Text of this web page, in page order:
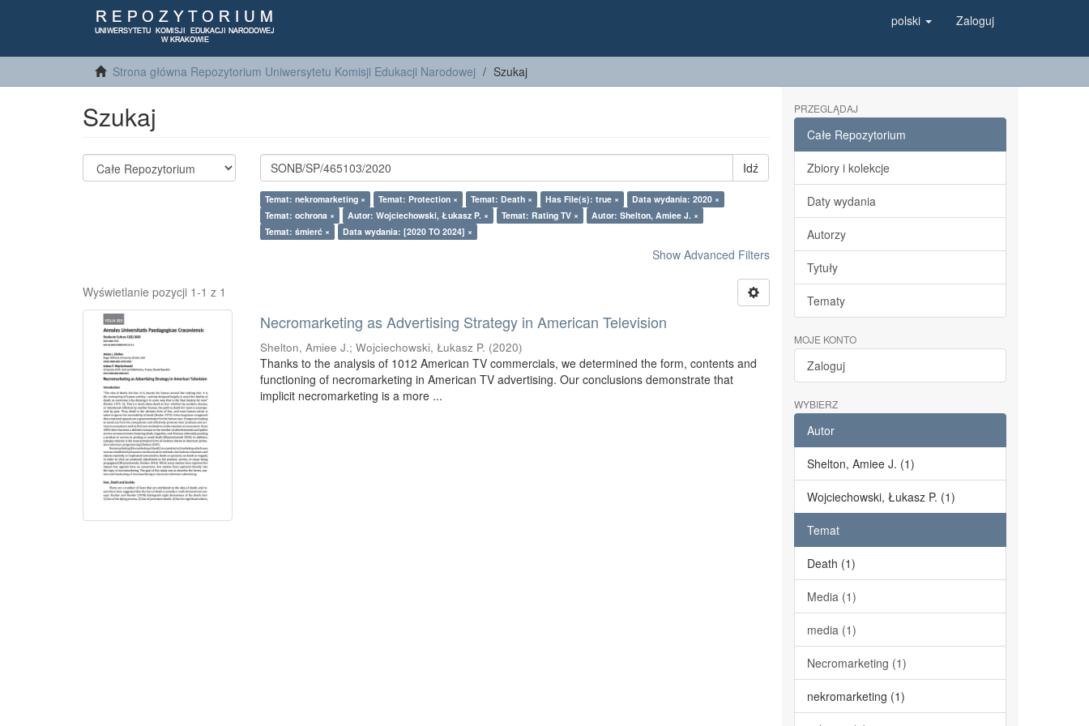
polski Zaloguj
Strona główna Repozytorium Uniwersytetu Komisji Edukacji Narodowej Szukaj
Szukaj
Idź
Temat: nekromarketing × Temat: Protection × Temat: Death × Has File(s): true ×
Data wydania: 2020 ×
Temat: ochrona ×
Autor: Wojciechowski, Łukasz P. × Temat: Rating TV ×
Autor: Shelton, Amiee J. ×
Temat: śmierć ×
Data wydania: [2020 TO 2024] ×
Show Advanced Filters
Wyświetlanie pozycji 1-1 z 1
Necromarketing as Advertising Strategy in American Television
Shelton, Amiee J.;Wojciechowski, Łukasz P. (2020)
Thanks to the analysis of 1012 American TV commercials, we determined the form, contents and
functioning of necromarketing in American TV advertising. Our conclusions demonstrate that
implicit necromarketing is a more ...
PRZEGLĄDAJ
Całe Repozytorium
Zbiory i kolekcje
Daty wydania
Autorzy
Tytuły
Tematy
MOJE KONTO
Zaloguj
WYBIERZ
Autor
Shelton, Amiee J. (1)
Wojciechowski, Łukasz P. (1)
Temat
Death (1)
Media (1)
media (1)
Necromarketing (1)
nekromarketing (1)